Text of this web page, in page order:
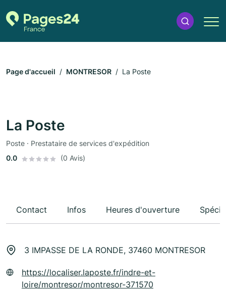
Page d'accueil MONTRESOR La Poste
La Poste
Poste · Prestataire de services d'expédition
0.0
(0 Avis)
Contact Infos Heures d'ouverture
3 IMPASSE DE LA RONDE, 37460 MONTRESOR
https://localiser.laposte.fr/indre-et-
loire/montresor/montresor-371570